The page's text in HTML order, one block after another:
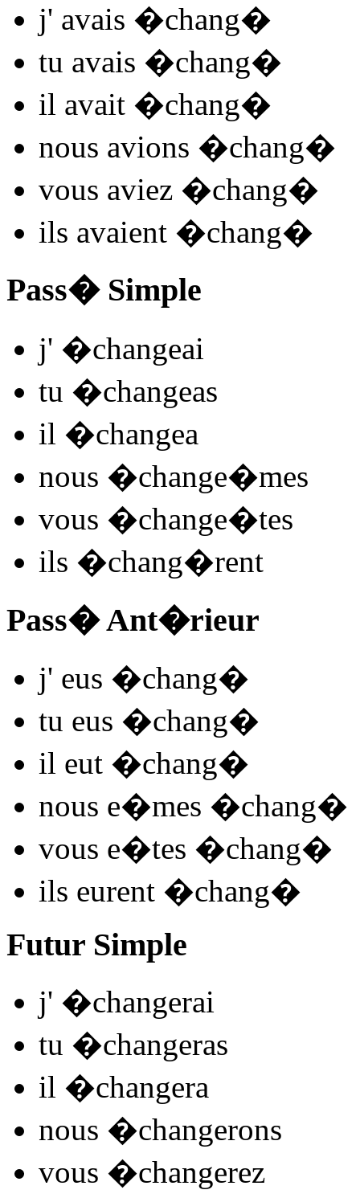
j' avais �chang�
tu avais �chang�
il avait �chang�
nous avions �chang�
vous aviez �chang�
ils avaient �chang�
Pass� Simple
j' �changeai
tu �changeas
il �changea
nous �change�mes
vous �change�tes
ils �chang�rent
Pass� Ant�rieur
j' eus �chang�
tu eus �chang�
il eut �chang�
nous e�mes �chang�
vous e�tes �chang�
ils eurent �chang�
Futur Simple
j' �changerai
tu �changeras
il �changera
nous �changerons
vous �changerez